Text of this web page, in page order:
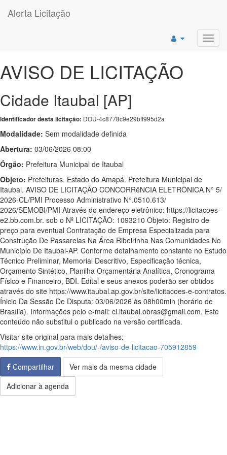
Alerta Licitação
AVISO DE LICITAÇÃO
Cidade Itaubal [AP]
Identificador desta licitação: DOU-4c8778c9e29bff995d2a
Modalidade: Sem modalidade definida
Abertura: 03/06/2026 08:00
Órgão: Prefeitura Municipal de Itaubal
Objeto: Prefeituras. Estado do Amapá. Prefeitura Municipal de
Itaubal. AVISO DE LICITAÇÃO CONCORRêNCIA ELETRÔNICA N° 5/
2026-CL/PMI Processo Administrativo N°.0510.613/
2026/SEMOBI/PMI Através do endereço eletrônico: https://licitacoes-
e2.bb.com.br. sob o Nº LICITAÇÃO: 1093210 Objeto: Registro de
preço para eventual Contratação de Empresa Especializada para
Construção De Passarelas Na Área Ribeirinha Nas Comunidades No
Município De Itaubal-AP. Conforme detalhamento constante no Estudo
Técnico Preliminar, Memorial Descritivo, Especificação técnica,
Orçamento Sintético, Planilha Orçamentária Analítica, Cronograma
Físico e Financeiro, BDI. Edital e seus anexos poderão ser obtidos
através do site https://www.itaubal.ap.gov.br/site/licitacoes-e-contratos.
Ínicio Da Sessão De Disputa: 03/06/2026 às 08h00min (horário de
Brasília). Informações pelo e-mail: cl.itaubal.obras@gmail.com. Este
conteúdo não substitui o publicado na versão certificada.
Visitar site original para mais detalhes:
https://www.in.gov.br/web/dou/-/aviso-de-licitacao-705912859
Compartilhar
Ver mais da mesma cidade
Adicionar à agenda